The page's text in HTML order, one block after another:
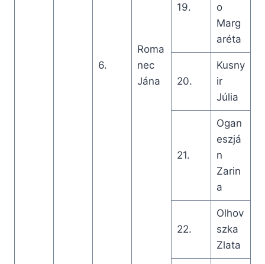
6.
Roma
nec
Jána
19.
o
Marg
aréta
20.
Kusny
ir
Júlia
21.
Ogan
eszjá
n
Zarin
a
22.
Olhov
szka
Zlata